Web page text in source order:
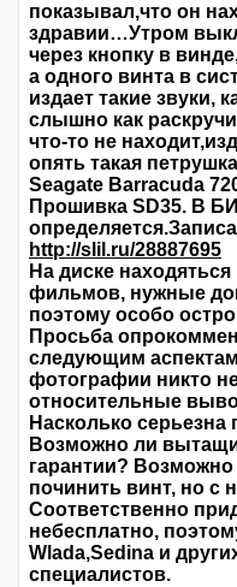
показывал,что он
здравии…Утром
через кнопку в
а одного винта в
издает такие звуки,
слышно как
что-то не
опять такая
Seagate Barracuda
Прошивка SD35. В
http://slil.ru/28887695
На диске
фильмов, нужные
поэтому особо
Просьба
следующим
фотографии никто
относительные
Насколько
Возможно ли
гарантии?
починить винт, но с
Соответственно
небесплатно,
Wlada,Sedina и
специалистов.